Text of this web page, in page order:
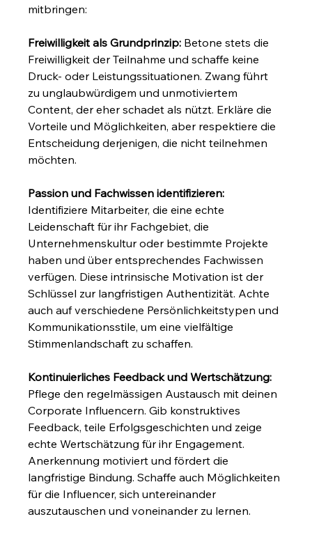
mitbringen:
Freiwilligkeit als Grundprinzip: Betone stets die
Freiwilligkeit der Teilnahme und schaffe keine
Druck- oder Leistungssituationen. Zwang führt
zu unglaubwürdigem und unmotiviertem
Content, der eher schadet als nützt. Erkläre die
Vorteile und Möglichkeiten, aber respektiere die
Entscheidung derjenigen, die nicht teilnehmen
möchten.
Passion und Fachwissen identifizieren:
Identifiziere Mitarbeiter, die eine echte
Leidenschaft für ihr Fachgebiet, die
Unternehmenskultur oder bestimmte Projekte
haben und über entsprechendes Fachwissen
verfügen. Diese intrinsische Motivation ist der
Schlüssel zur langfristigen Authentizität. Achte
auch auf verschiedene Persönlichkeitstypen und
Kommunikationsstile, um eine vielfältige
Stimmenlandschaft zu schaffen.
Kontinuierliches Feedback und Wertschätzung:
Pflege den regelmässigen Austausch mit deinen
Corporate Influencern. Gib konstruktives
Feedback, teile Erfolgsgeschichten und zeige
echte Wertschätzung für ihr Engagement.
Anerkennung motiviert und fördert die
langfristige Bindung. Schaffe auch Möglichkeiten
für die Influencer, sich untereinander
auszutauschen und voneinander zu lernen.